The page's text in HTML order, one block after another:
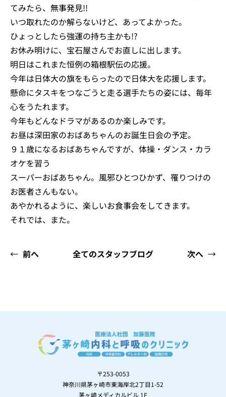
てみたら、無事発見!!
いつ取れたのか解らないけど、あってよかった。
ひょっとしたら強運の持ち主かも!?
お休み明けに、宝石屋さんでお直しに出します。
明日はこれまた恒例の箱根駅伝の応援。
今年は日体大の旗をもらったので日体大を応援します。
懸命にタスキをつなごうと走る選手たちの姿には、毎年
心をうたれます。
今年もどんなドラマがあるのか楽しみです。
お昼は深田家のおばあちゃんのお誕生日会の予定。
９１歳になるおばあちゃんですが、体操・ダンス・カラ
オケを習う
スーパーおばあちゃん。風邪ひとつひかず、罹りつけの
お医者さんもない。
あやかれるように、楽しいお食事会をしてきます。
それでは、また。
← 前へ 全てのスタッフブログ 次へ →
〒253-0053
神奈川県茅ヶ崎市東海岸北2丁目1-52
茅ヶ崎メディカルビル 1F